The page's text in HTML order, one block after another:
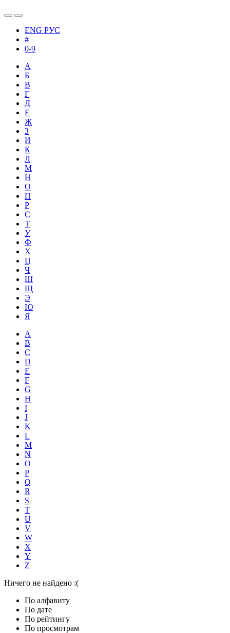
ENG РУС
#
0-9
А
Б
В
Г
Д
Е
Ж
З
И
К
Л
М
Н
О
П
Р
С
Т
У
Ф
Х
Ц
Ч
Ш
Щ
Э
Ю
Я
A
B
C
D
E
F
G
H
I
J
K
L
M
N
O
P
Q
R
S
T
U
V
W
X
Y
Z
Ничего не найдено :(
По алфавиту
По дате
По рейтингу
По просмотрам